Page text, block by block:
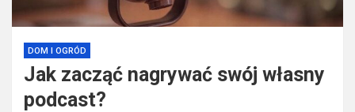
DOM I OGRÓD
Jak zacząć nagrywać swój własny
podcast?